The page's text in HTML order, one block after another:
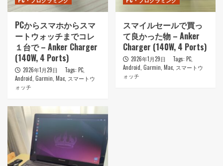
PCからスマホからスマ
ートウォッチまでコレ
１台で – Anker Charger
(140W, 4 Ports)
2026年1月29日 Tags: PC,
Android, Garmin, Mac, スマートウ
ォッチ
スマイルセールで買っ
て良かった物 – Anker
Charger (140W, 4 Ports)
2026年1月29日 Tags: PC,
Android, Garmin, Mac, スマートウ
ォッチ